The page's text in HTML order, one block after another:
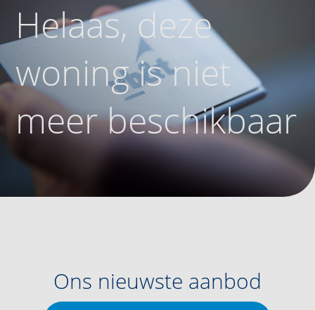
Helaas, deze
woning is niet
meer beschikbaar
Ons nieuwste aanbod